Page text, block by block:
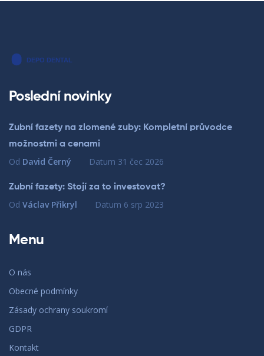
Poslední novinky
Zubní fazety na zlomené zuby: Kompletní průvodce
možnostmi a cenami
Od David Černý Datum 31 čec 2026
Zubní fazety: Stojí za to investovat?
Od Václav Přikryl Datum 6 srp 2023
Menu
O nás
Obecné podmínky
Zásady ochrany soukromí
GDPR
Kontakt